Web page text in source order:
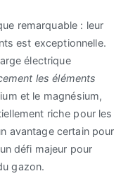
remarquable : leur
est exceptionnelle.
électrique
les éléments
et le magnésium,
riche pour les
avantage certain pour
défi majeur pour
gazon.